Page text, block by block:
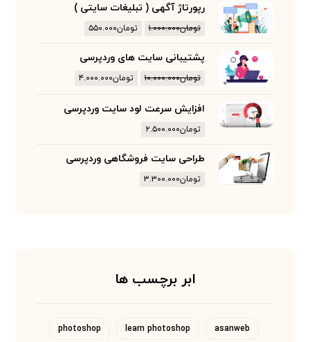
رپورتاژ آگهی ( تبلیغات سایتی )
تومان۱.۰۰۰.۰۰۰ تومان۵۵۰.۰۰۰
پشتیبانی سایت های وردپرسی
تومان۱۰.۰۰۰.۰۰۰ تومان۴.۰۰۰.۰۰۰
افزایش سرعت لود سایت وردپرسی
تومان۲.۵۰۰.۰۰۰
طراحی سایت فروشگاهی وردپرسی
تومان۳.۳۰۰.۰۰۰
ابر برچسب ها
asanweb
learn photoshop
photoshop